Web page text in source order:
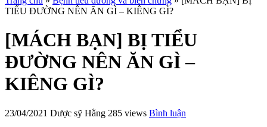
TIỂU ĐƯỜNG NÊN ĂN GÌ – KIÊNG GÌ?
[MÁCH BẠN] BỊ TIỂU
ĐƯỜNG NÊN ĂN GÌ –
KIÊNG GÌ?
23/04/2021 Dược sỹ Hằng 285 views Bình luận